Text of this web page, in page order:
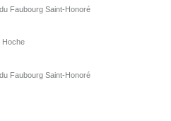
Faubourg Saint-Honoré
Hoche
Faubourg Saint-Honoré